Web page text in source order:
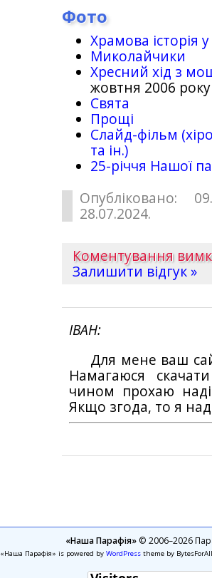
Фото
Храмова історія
Миколайчики
Хресний хід з
жовтня 2006 року
Свята
Прощі
Слайд-фільм
та ін.)
25-рiччя Нашої
Опубліковано:
28.07.2024.
Коментування
Залишити відгук »
ІВАН
Для мене ваш
Намагаюся
чином прохаю
Якщо згода, то я
«Наша Парафія»© 2006–2026
«Наша Парафія» is powered by WordPresstheme by